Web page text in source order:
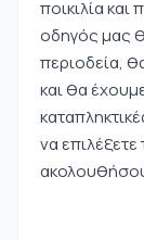
ποικιλία
οδηγός μας
περιοδεία,
και θα
να